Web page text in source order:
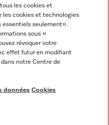
les cookies et
les cookies et technologies
essentiels seulement».
sous «
révoquer votre
effet futur en modifiant
notre Centre de
données Cookies